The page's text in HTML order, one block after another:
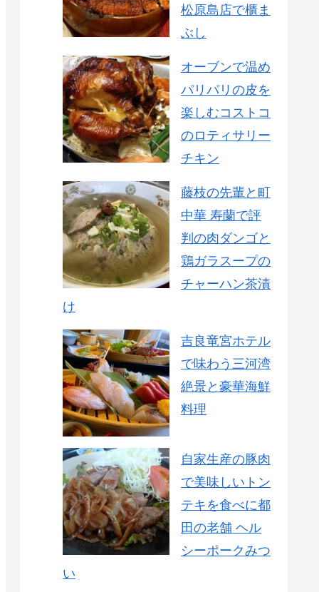
松原島店で櫃ま
ぶし
オーブンで温め
パリパリの皮を
楽しむコストコ
のロティサリー
チキン
藤枝の先輩と町
中華 寿蘭で評
判の肉ダンゴと
鶏ガラスープの
チャーハン茶漬
け
吉良竜宮ホテル
で味わう三河湾
絶景と豪華海鮮
料理
自家生産の豚肉
で美味しいトン
テキを食べに都
田の老舗 ヘル
シーポークみつ
い